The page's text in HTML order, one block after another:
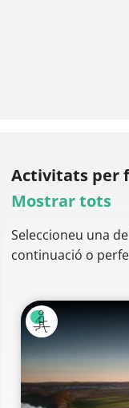
Activitats per
Mostrar tots
Seleccioneu una
continuació o